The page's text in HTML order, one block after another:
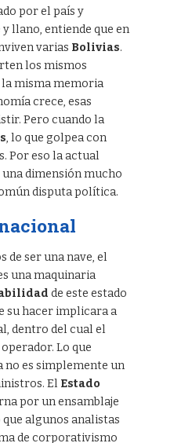
por el país y
llano, entiende que en
varias Bolivias.
los mismos
misma memoria
crece, esas
Pero cuando la
, lo que golpea con
Por eso la actual
dimensión mucho
disputa política.
de ser una nave, el
una maquinaria
de este estado
su hacer implicara a
dentro del cual el
Lo que
no es simplemente un
El Estado
por un ensamblaje
que algunos analistas
de corporativismo